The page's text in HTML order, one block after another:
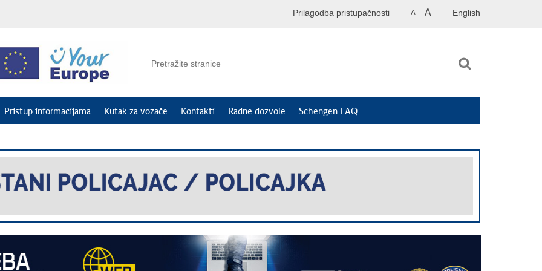
English
A A
Prilagodba pristupačnosti
Pristup informacijama Kutak za vozače Kontakti Radne dozvole Schengen FAQ